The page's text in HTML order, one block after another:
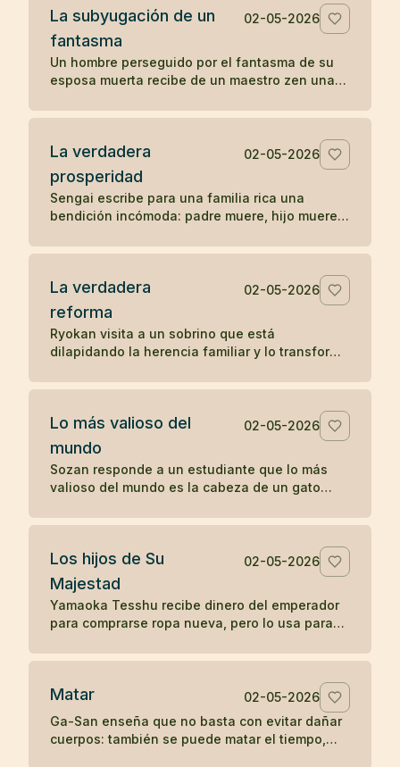
La subyugación de un
fantasma
02-05-2026
Un hombre perseguido por el fantasma de su
esposa muerta recibe de un maestro zen una
La verdadera
prosperidad
02-05-2026
Sengai escribe para una familia rica una
bendición incómoda: padre muere, hijo muere,
prosperidad.
La verdadera
reforma
02-05-2026
Ryokan visita a un sobrino que está
dilapidando la herencia familiar y lo transforma
la vida.
Lo más valioso del
mundo
02-05-2026
Sozan responde a un estudiante que lo más
valioso del mundo es la cabeza de un gato
Los hijos de Su
Majestad
02-05-2026
Yamaoka Tesshu recibe dinero del emperador
para comprarse ropa nueva, pero lo usa para
Matar
02-05-2026
Ga-San enseña que no basta con evitar dañar
cuerpos: también se puede matar el tiempo,